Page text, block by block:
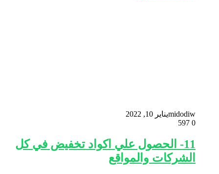
midodiwيناير 10, 2022
0
11- الحصول علي اكواد تخفيض في كل
الشركات والمواقع